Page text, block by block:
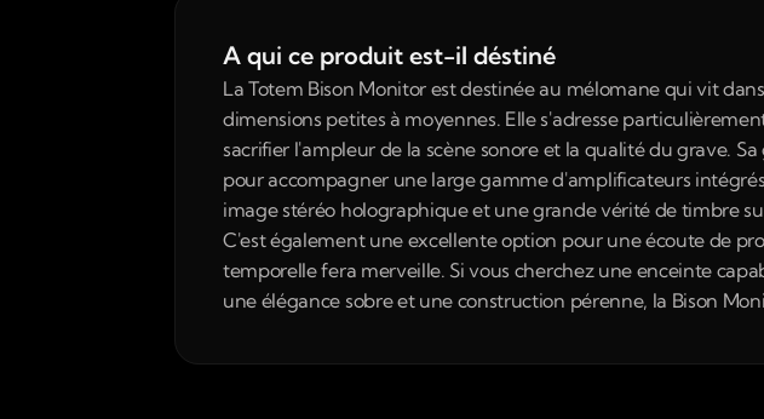
A qui ce produit est-il déstiné
La Totem Bison Monitor est destinée au mélomane qui vit
dimensions petites à moyennes. Elle s'adresse
sacrifier l'ampleur de la scène sonore et la qualité du grave.
pour accompagner une large gamme d'amplificateurs
image stéréo holographique et une grande vérité de timbre
C'est également une excellente option pour une écoute de
temporelle fera merveille. Si vous cherchez une enceinte
une élégance sobre et une construction pérenne, la Bison